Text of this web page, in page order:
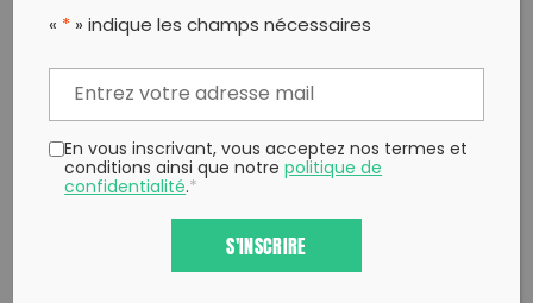
même, chaque geste compte !
Niveau matériel, nous aurons tout à vous fournir.
Cependant, si vous avez votre propre paire de gants,
votre pince, prenez-les, et venez en tenue adaptée.
Vous avez envie de nous aider sur l’organisation ce
jour-là ? (Distribution de matériel, de boissons, guider
les participants, aider à l’installation, …)
« * » indique les champs nécessaires
En vous inscrivant, vous acceptez nos termes et
conditions ainsi que notrepolitique de
confidentialité.*
S'INSCRIRE